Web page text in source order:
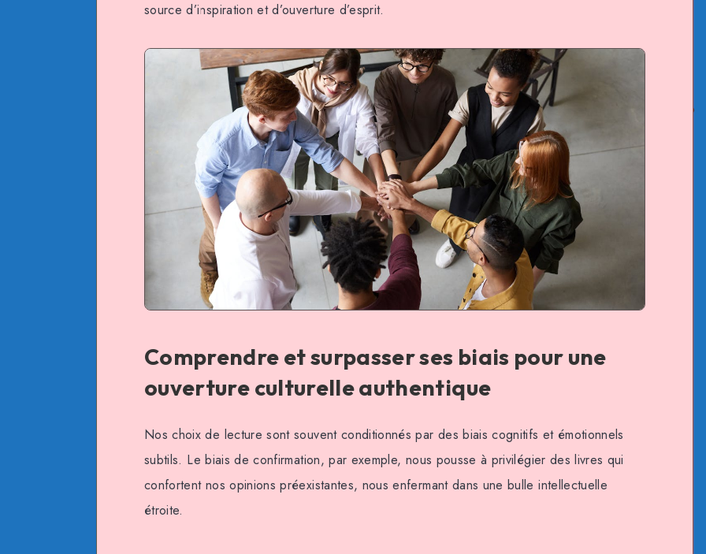
source d’inspiration et d’ouverture d’esprit.
Comprendre et surpasser ses biais pour une
ouverture culturelle authentique
Nos choix de lecture sont souvent conditionnés par des biais cognitifs et émotionnels
subtils. Le biais de confirmation, par exemple, nous pousse à privilégier des livres qui
confortent nos opinions préexistantes, nous enfermant dans une bulle intellectuelle
étroite.